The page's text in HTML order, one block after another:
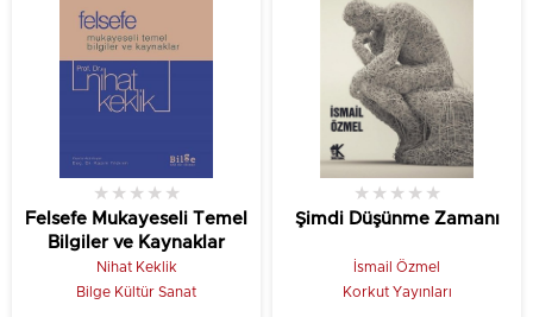
Felsefe Mukayeseli Temel
Bilgiler ve Kaynaklar
★ ★ ★ ★ ★
Nihat Keklik
Bilge Kültür Sanat
Şimdi Düşünme Zamanı
★ ★ ★ ★ ★
İsmail Özmel
Korkut Yayınları